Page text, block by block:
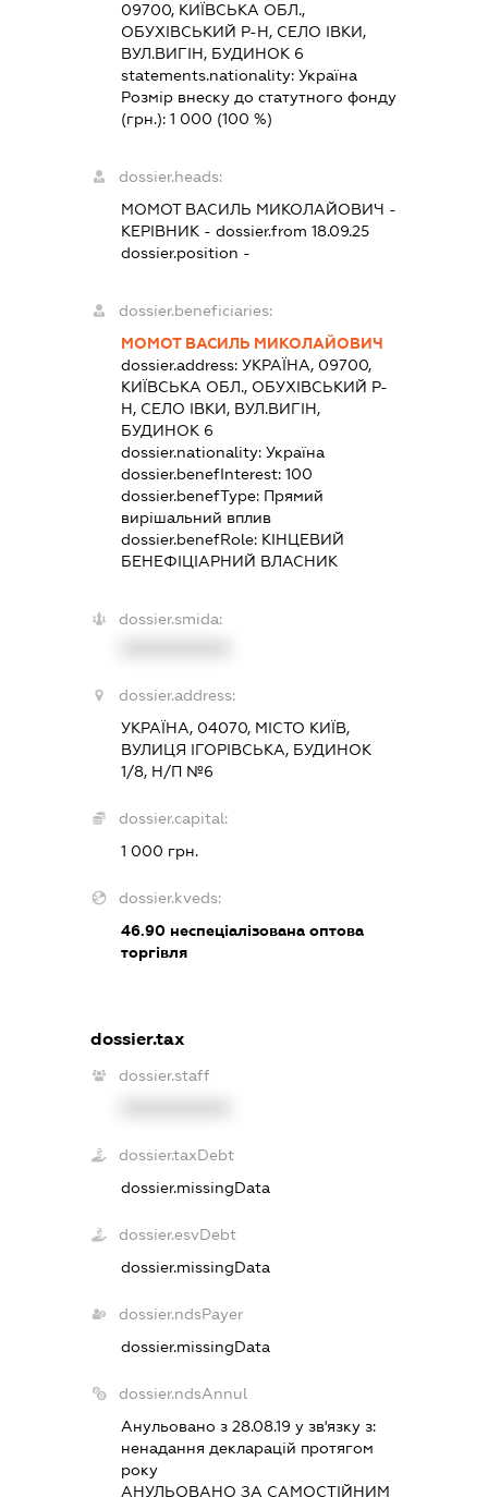
09700, КИЇВСЬКА ОБЛ.,
ОБУХІВСЬКИЙ Р-Н, СЕЛО ІВКИ,
ВУЛ.ВИГІН, БУДИНОК 6
statements.nationality:Україна
Розмір внеску до статутного фонду
(грн.):1 000 (100 %)
dossier.heads:
МОМОТ ВАСИЛЬ МИКОЛАЙОВИЧ -
КЕРІВНИК - dossier.from 18.09.25
dossier.position -
dossier.beneficiaries:
МОМОТ ВАСИЛЬ МИКОЛАЙОВИЧ
dossier.address:УКРАЇНА, 09700,
КИЇВСЬКА ОБЛ., ОБУХІВСЬКИЙ Р-
Н, СЕЛО ІВКИ, ВУЛ.ВИГІН,
БУДИНОК 6
dossier.nationality:Україна
dossier.benefInterest:100
dossier.benefType: Прямий
вирішальний вплив
dossier.benefRole: КІНЦЕВИЙ
БЕНЕФІЦІАРНИЙ ВЛАСНИК
dossier.smida:
dossier.address:
УКРАЇНА, 04070, МІСТО КИЇВ,
ВУЛИЦЯ ІГОРІВСЬКА, БУДИНОК
1/8, Н/П №6
dossier.capital:
1 000 грн.
dossier.kveds:
46.90 неспеціалізована оптова
торгівля
dossier.tax
dossier.staff
dossier.taxDebt
dossier.missingData
dossier.esvDebt
dossier.missingData
dossier.ndsPayer
dossier.missingData
dossier.ndsAnnul
Анульовано з 28.08.19 у зв'язку з:
ненадання декларацiй протягом
року
АНУЛЬОВАНО ЗА САМОСТIЙНИМ